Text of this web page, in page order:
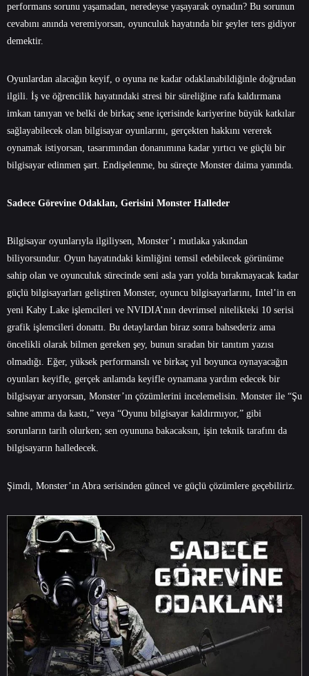
performans sorunu yaşamadan, neredeyse yaşayarak oynadın? Bu sorunun
cevabını anında veremiyorsan, oyunculuk hayatında bir şeyler ters gidiyor
demektir.
Oyunlardan alacağın keyif, o oyuna ne kadar odaklanabildiğinle doğrudan
ilgili. İş ve öğrencilik hayatındaki stresi bir süreliğine rafa kaldırmana
imkan tanıyan ve belki de birkaç sene içerisinde kariyerine büyük katkılar
sağlayabilecek olan bilgisayar oyunlarını, gerçekten hakkını vererek
oynamak istiyorsan, tasarımından donanımına kadar yırtıcı ve güçlü bir
bilgisayar edinmen şart. Endişelenme, bu süreçte Monster daima yanında.
Sadece Görevine Odaklan, Gerisini Monster Halleder
Bilgisayar oyunlarıyla ilgiliysen, Monster’ı mutlaka yakından
biliyorsundur. Oyun hayatındaki kimliğini temsil edebilecek görünüme
sahip olan ve oyunculuk sürecinde seni asla yarı yolda bırakmayacak kadar
güçlü bilgisayarları geliştiren Monster, oyuncu bilgisayarlarını, Intel’in en
yeni Kaby Lake işlemcileri ve NVIDIA’nın devrimsel nitelikteki 10 serisi
grafik işlemcileri donattı. Bu detaylardan biraz sonra bahsederiz ama
öncelikli olarak bilmen gereken şey, bunun sıradan bir tanıtım yazısı
olmadığı. Eğer, yüksek performanslı ve birkaç yıl boyunca oynayacağın
oyunları keyifle, gerçek anlamda keyifle oynamana yardım edecek bir
bilgisayar arıyorsan, Monster’ın çözümlerini incelemelisin. Monster ile “Şu
sahne amma da kastı,” veya “Oyunu bilgisayar kaldırmıyor,” gibi
sorunların tarih olurken; sen oyununa bakacaksın, işin teknik tarafını da
bilgisayarın halledecek.
Şimdi, Monster’ın Abra serisinden güncel ve güçlü çözümlere geçebiliriz.